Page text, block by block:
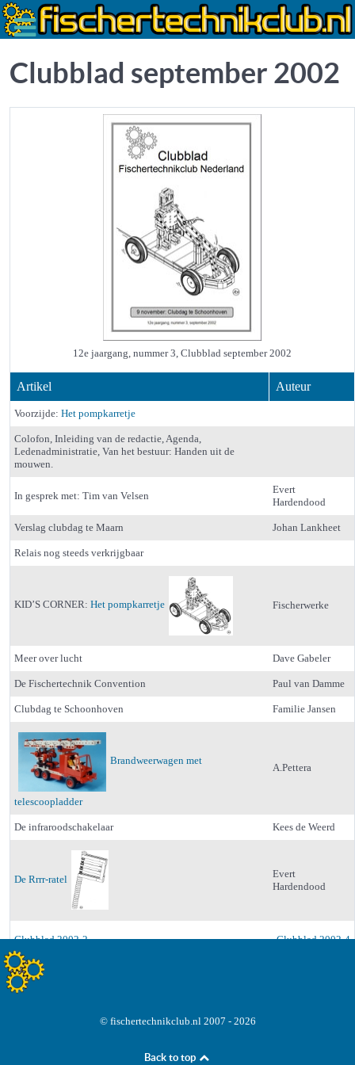
Clubblad september 2002
12e jaargang, nummer 3, Clubblad september 2002
Artikel Auteur
Voorzijde: Het pompkarretje
Colofon, Inleiding van de redactie, Agenda,
Ledenadministratie, Van het bestuur: Handen uit de
mouwen.
In gesprek met: Tim van Velsen
Evert
Hardendood
Verslag clubdag te Maarn Johan Lankheet
Relais nog steeds verkrijgbaar
KID’S CORNER: Het pompkarretje Fischerwerke
Meer over lucht Dave Gabeler
De Fischertechnik Convention Paul van Damme
Clubdag te Schoonhoven Familie Jansen
Brandweerwagen met
telescoopladder
A.Pettera
De infraroodschakelaar Kees de Weerd
De Rrrr-ratel
Evert
Hardendood
Clubblad 2002-2 Clubblad 2002-4
© fischertechnikclub.nl 2007 - 2026
Back to top